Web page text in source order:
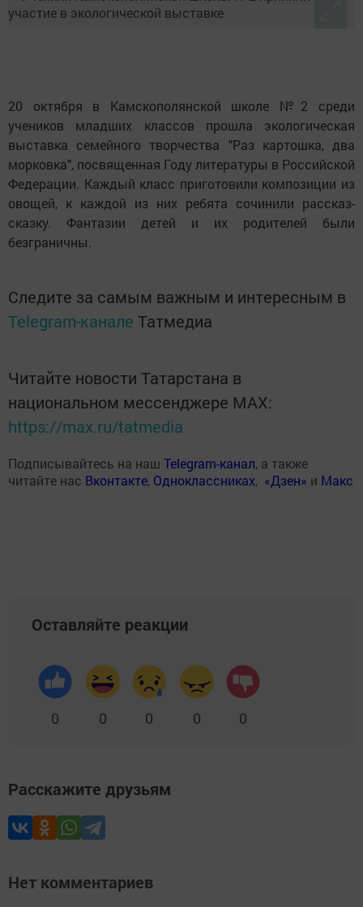
20 октября в Камскополянской школе №2 среди
учеников младших классов прошла экологическая
выставка семейного творчества "Раз картошка, два
морковка", посвященная Году литературы в Российской
Федерации. Каждый класс приготовили композиции из
овощей, к каждой из них ребята сочинили рассказ-
сказку. Фантазии детей и их родителей были
безграничны.
Следите за самым важным и интересным в
Telegram-канале Татмедиа
Читайте новости Татарстана в
национальном мессенджере MАХ:
https://max.ru/tatmedia
Подписывайтесь на наш Telegram-канал, а также
читайте нас Вконтакте, Одноклассниках, «Дзен» и Макс
Оставляйте реакции
0 0 0 0 0
Расскажите друзьям
Нет комментариев